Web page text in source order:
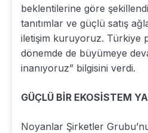
beklentilerine göre
tanıtımlar ve güçlü satış
iletişim kuruyoruz. Türkiye
dönemde de büyümeye
inanıyoruz” bilgisini verdi.
GÜÇLÜ BİR EKOSİSTEM
Noyanlar Şirketler